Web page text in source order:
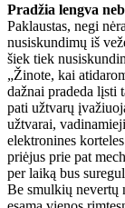
Pradžia lengva
Paklaustas, negi
nusiskundimų iš
šiek tiek
„Žinote, kai
dažnai pradeda lįsti
pati užtvarų
užtvarai,
elektronines
priėjus prie pat
per laiką bus
Be smulkių nevertų